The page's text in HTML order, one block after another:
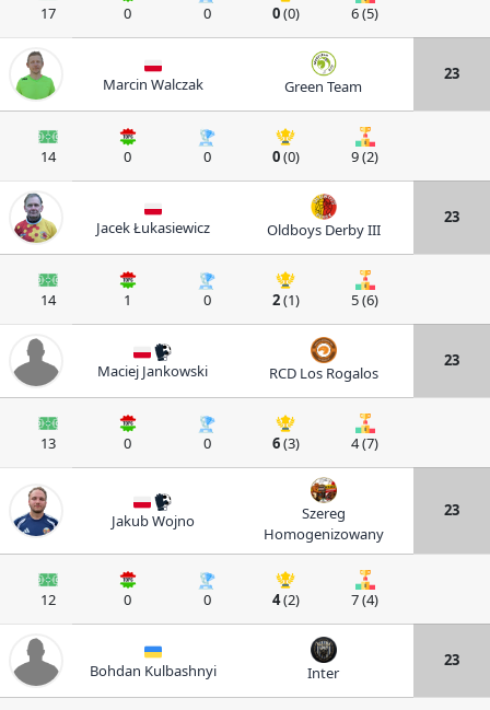
17 0 0 0(0) 6 (5)
Marcin Walczak Green Team
23
14 0 0 0(0) 9 (2)
Jacek Łukasiewicz Oldboys Derby III
23
14 1 0 2(1) 5 (6)
Maciej Jankowski RCD Los Rogalos
23
13 0 0 6(3) 4 (7)
Jakub Wojno
Szereg
Homogenizowany
23
12 0 0 4(2) 7 (4)
Bohdan Kulbashnyi Inter
23